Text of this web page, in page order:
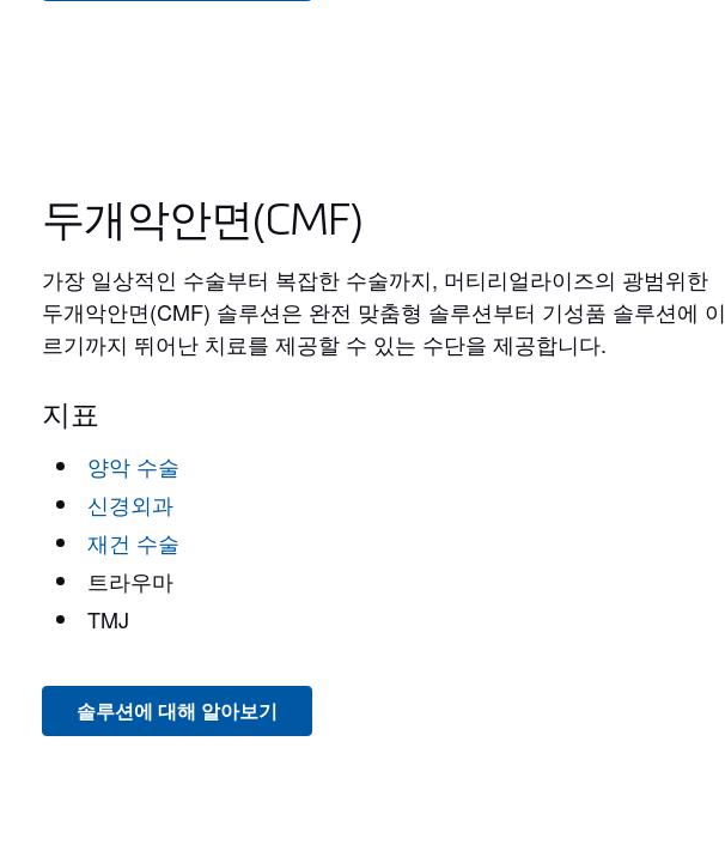
두개악안면(CMF)
가장 일상적인 수술부터 복잡한 수술까지, 머티리얼라이즈의 광범위한
두개악안면(CMF) 솔루션은 완전 맞춤형 솔루션부터 기성품 솔루션에 이
르기까지 뛰어난 치료를 제공할 수 있는 수단을 제공합니다.
지표
양악 수술
신경외과
재건 수술
트라우마
TMJ
솔루션에 대해 알아보기